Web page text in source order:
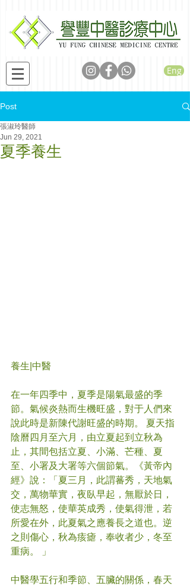
Eng
Post
夏季養生
張淑玲醫師
Jun 29, 2021
養生|中醫
在一年四季中，夏季是陽氣最盛的季
節。氣候炎熱而生機旺盛，對于人們來
說此時是新陳代謝旺盛的時期。 夏天指
陰曆四月至六月，由立夏起到立秋為
止，其間包括立夏、小滿、芒種、夏
至、小署及大署等六個節氣。《黃帝內
經》說：「夏三月，此謂蕃秀，天地氣
交，萬物華實，夜臥早起，無厭於日，
使志無怒，使華英成秀，使氣得泄，若
所愛在外，此夏氣之應養長之道也。逆
之則傷心，秋為痎瘧，奉收者少，冬至
重病。 」
中醫學五行和季節、五臟的關係，春天